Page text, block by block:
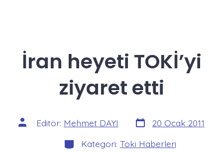
İran heyeti TOKİ’yi
ziyaret etti
Yazının
yazarı
Editör: Mehmet DAYI Yazı
tarihi
20 Ocak 2011
Kategoriler
Kategori: Toki Haberleri